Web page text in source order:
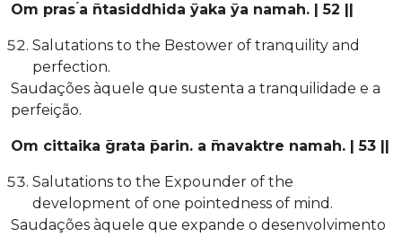
Om pras ́a ̄ntasiddhida ̄yaka ̄ya namah. | 52 ||
Salutations to the Bestower of tranquility and
perfection.
Saudações àquele que sustenta a tranquilidade e a
perfeição.
Om cittaika ̄grata ̄parin. a ̄mavaktre namah. | 53 ||
Salutations to the Expounder of the
development of one pointedness of mind.
Saudações àquele que expande o desenvolvimento